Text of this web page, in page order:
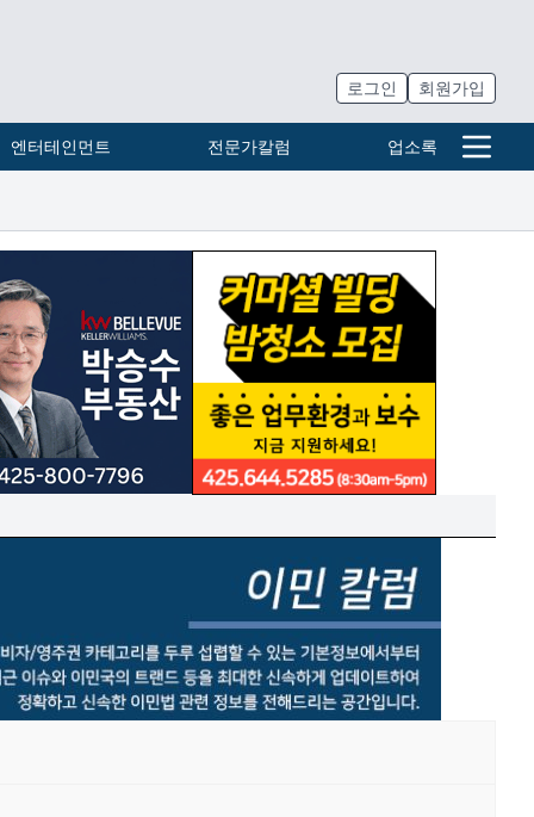
로그인 회원가입
엔터테인먼트 전문가칼럼 업소록